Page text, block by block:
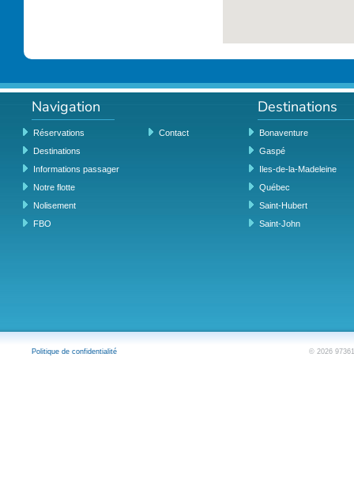
Navigation
Réservations
Destinations
Informations passager
Notre flotte
Nolisement
FBO
Contact
Destinations
Bonaventure
Gaspé
Iles-de-la-Madeleine
Québec
Saint-Hubert
Saint-John
Politique de confidentialité © 2026